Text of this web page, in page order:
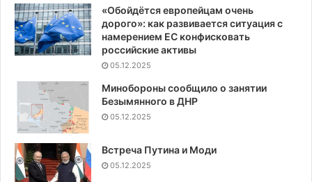
«Обойдётся европейцам очень
дорого»: как развивается ситуация с
намерением ЕС конфисковать
российские активы
05.12.2025
Минобороны сообщило о занятии
Безымянного в ДНР
05.12.2025
Встреча Путина и Моди
05.12.2025